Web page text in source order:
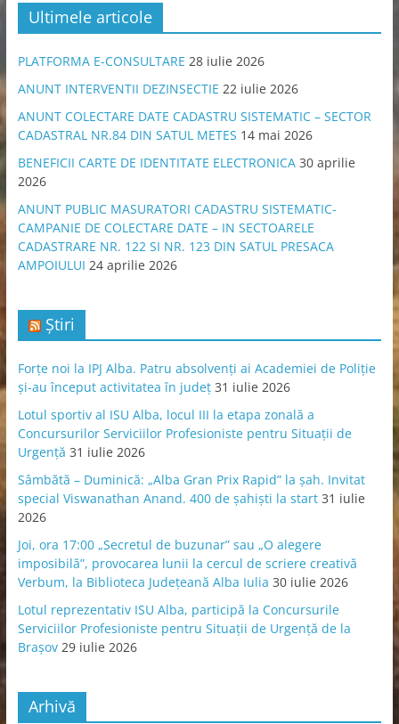
Ultimele articole
PLATFORMA E-CONSULTARE 28 iulie 2026
ANUNT INTERVENTII DEZINSECTIE 22 iulie 2026
ANUNT COLECTARE DATE CADASTRU SISTEMATIC – SECTOR
CADASTRAL NR.84 DIN SATUL METES 14 mai 2026
BENEFICII CARTE DE IDENTITATE ELECTRONICA 30 aprilie
2026
ANUNT PUBLIC MASURATORI CADASTRU SISTEMATIC-
CAMPANIE DE COLECTARE DATE – IN SECTOARELE
CADASTRARE NR. 122 SI NR. 123 DIN SATUL PRESACA
AMPOIULUI 24 aprilie 2026
Știri
Forțe noi la IPJ Alba. Patru absolvenți ai Academiei de Poliție
și-au început activitatea în județ 31 iulie 2026
Lotul sportiv al ISU Alba, locul III la etapa zonală a
Concursurilor Serviciilor Profesioniste pentru Situații de
Urgență 31 iulie 2026
Sâmbătă – Duminică: „Alba Gran Prix Rapid” la șah. Invitat
special Viswanathan Anand. 400 de șahiști la start 31 iulie
2026
Joi, ora 17:00 „Secretul de buzunar” sau „O alegere
imposibilă”, provocarea lunii la cercul de scriere creativă
Verbum, la Biblioteca Județeană Alba Iulia 30 iulie 2026
Lotul reprezentativ ISU Alba, participă la Concursurile
Serviciilor Profesioniste pentru Situații de Urgență de la
Brașov 29 iulie 2026
Arhivă